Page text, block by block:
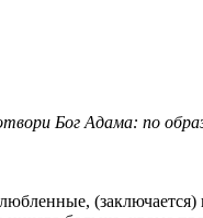
Бог Адама: по